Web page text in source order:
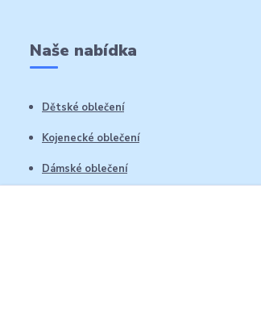
Naše nabídka
Dětské oblečení
Kojenecké oblečení
Dámské oblečení